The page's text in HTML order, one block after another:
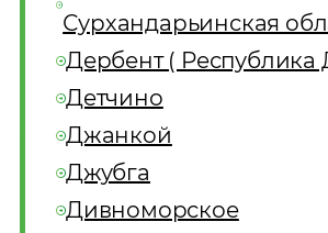
Сурхандарьинская
Дербент ( Республика
Детчино
Джанкой
Джубга
Дивноморское